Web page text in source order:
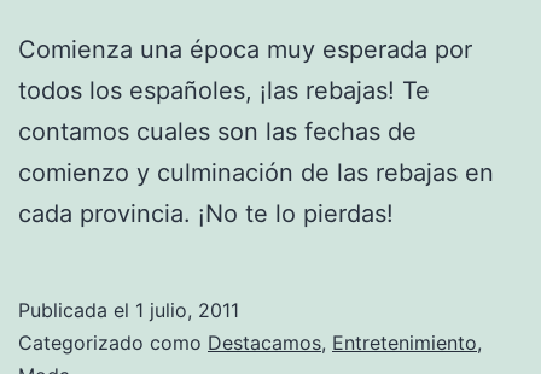
Comienza una época muy esperada por
todos los españoles, ¡las rebajas! Te
contamos cuales son las fechas de
comienzo y culminación de las rebajas en
cada provincia. ¡No te lo pierdas!
Publicada el 1 julio, 2011
Categorizado como Destacamos, Entretenimiento,